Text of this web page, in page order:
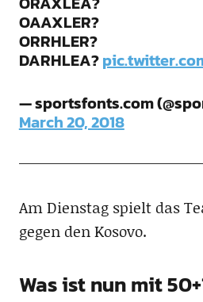
OAAXLER?
ORRHLER?
DARHLEA?
— sportsfonts.com
March 20, 2018
Am Dienstag spielt das
gegen den Kosovo.
Was ist nun mit